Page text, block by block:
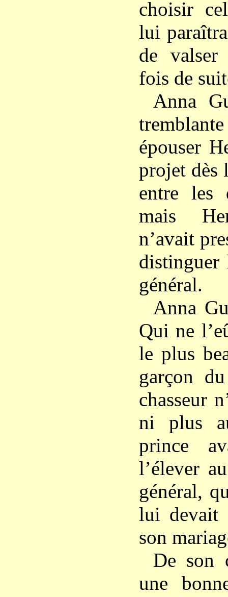
choisir
lui
de
fois de
Anna
épouser
projet dès
entre les
mais
n’avait
général.
Anna
Qui ne
le plus
garçon
chasseur
ni plus
prince
l’élever
général,
lui devait
son
De son
une